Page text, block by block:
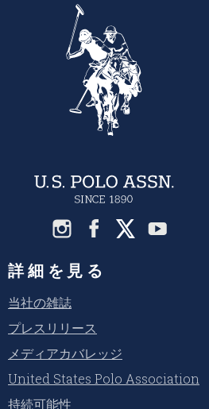
詳細を見る
当社の雑誌
プレスリリース
メディアカバレッジ
United States Polo Association
持続可能性